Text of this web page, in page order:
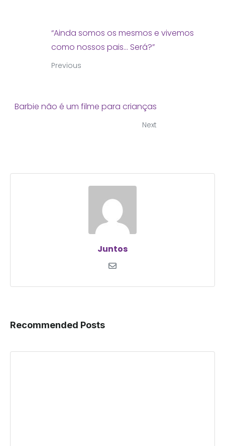
“Ainda somos os mesmos e vivemos
como nossos pais... Será?”
Previous
Barbie não é um filme para crianças
Next
Juntos
Recommended Posts